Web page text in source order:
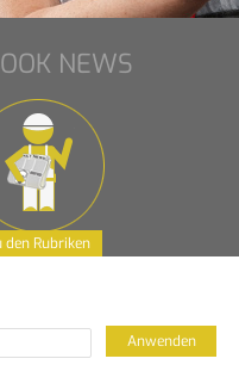
NEWS
den Rubriken